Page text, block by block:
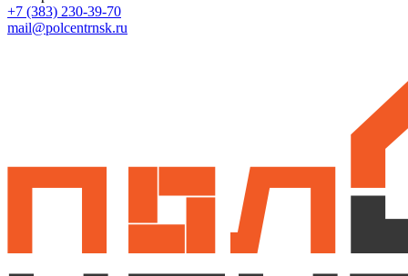
+7 (383) 230-39-70
mail@polcentrnsk.ru